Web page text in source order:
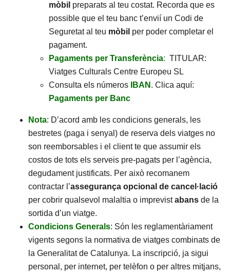
mòbil preparats al teu costat. Recorda que es
possible que el teu banc t’envií un Codi de
Seguretat al teu mòbil per poder completar el
pagament.
Pagaments per Transferència: TITULAR:
Viatges Culturals Centre Europeu SL
Consulta els números
IBAN . Clica aquí:
Pagaments per Banc
Nota: D’acord amb les condicions generals, les
bestretes (paga i senyal) de reserva dels viatges no
son reemborsables i el client te que assumir els
costos de tots els serveis pre-pagats per l’agència,
degudament justificats. Per això recomanem
contractar l’assegurança opcional de cancel·lació
per cobrir qualsevol malaltia o imprevistabans de la
sortida d’un viatge.
Condicions Generals: Són les reglamentàriament
vigents segons la normativa de viatges combinats de
la Generalitat de Catalunya. La inscripció, ja sigui
personal, per internet, per telèfon o per altres mitjans,